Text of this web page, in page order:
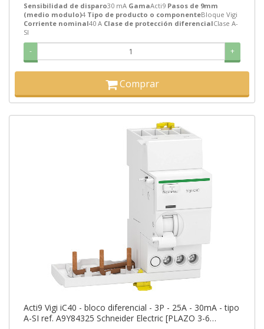
Sensibilidad de disparo30 mA GamaActi9 Pasos de 9mm
(medio modulo)4 Tipo de producto o componenteBloque Vigi
Corriente nominal40 A Clase de protección diferencialClase A-
SI
- +
Comprar
Acti9 Vigi iC40 - bloco diferencial - 3P - 25A - 30mA - tipo
A-SI ref. A9Y84325 Schneider Electric [PLAZO 3-6